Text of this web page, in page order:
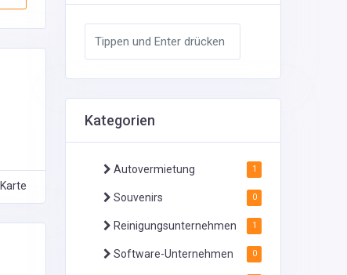
Karte
Kategorien
Autovermietung 1
Souvenirs 0
Reinigungsunternehmen 1
Software-Unternehmen 0